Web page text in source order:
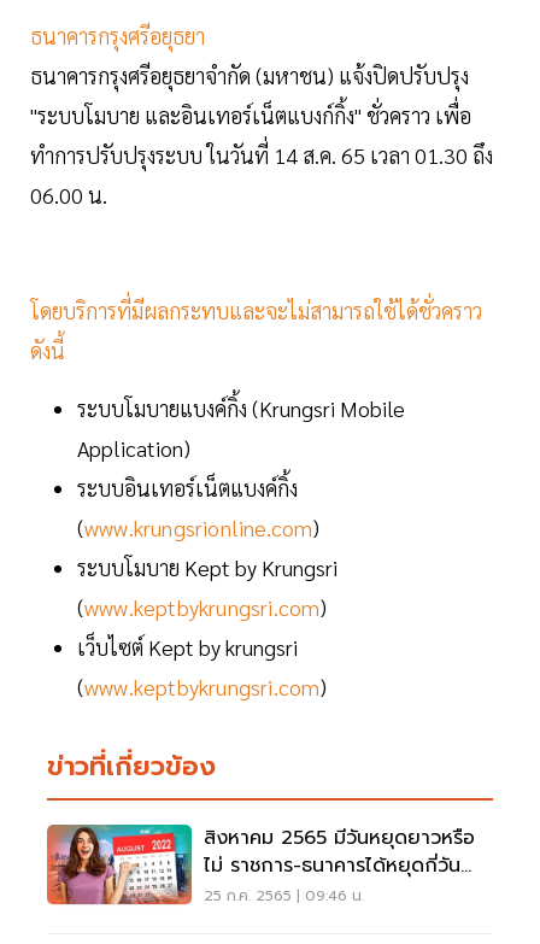
ธนาคารกรุงศรีอยุธยา
ธนาคารกรุงศรีอยุธยาจำกัด (มหาชน) แจ้งปิดปรับปรุง
"ระบบโมบาย และอินเทอร์เน็ตแบงก์กิ้ง" ชั่วคราว เพื่อ
ทำการปรับปรุงระบบ ในวันที่ 14 ส.ค. 65 เวลา 01.30 ถึง
06.00 น.
โดยบริการที่มีผลกระทบและจะไม่สามารถใช้ได้ชั่วคราว
ดังนี้
ระบบโมบายแบงค์กิ้ง (Krungsri Mobile
Application)
ระบบอินเทอร์เน็ตแบงค์กิ้ง
(www.krungsrionline.com)
ระบบโมบาย Kept by Krungsri
(www.keptbykrungsri.com)
เว็บไซต์ Kept by krungsri
(www.keptbykrungsri.com)
ข่าวที่เกี่ยวข้อง
สิงหาคม 2565 มีวันหยุดยาวหรือ
ไม่ ราชการ-ธนาคารได้หยุดกี่วัน
เช็คที่นี่
25 ก.ค. 2565 | 09:46 น.